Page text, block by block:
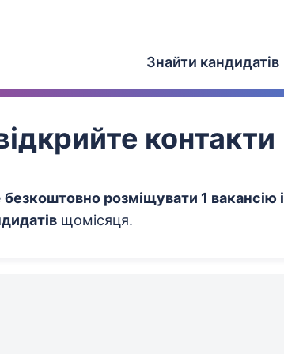
Знайти кандидатів
контакти
безкоштовно розміщувати 1 вакансію і
щомісяця.